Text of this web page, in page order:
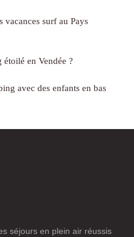
vacances surf au Pays
en Vendée ?
avec des enfants en bas
séjours en plein air réussis